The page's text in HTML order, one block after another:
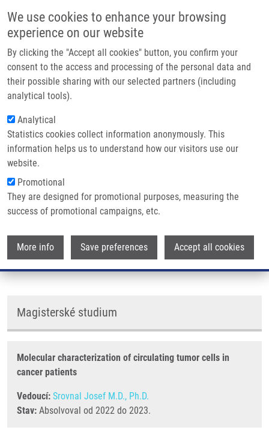
We use cookies to enhance your browsing
experience on our website
By clicking the "Accept all cookies" button, you confirm your
consent to the access and processing of the personal data and
their possible sharing with our selected partners (including
analytical tools).
Analytical
Statistics cookies collect information anonymously. This
information helps us to understand how our visitors use our
website.
Promotional
They are designed for promotional purposes, measuring the
success of promotional campaigns, etc.
More info Save preferences Accept all cookies
Main
Domů
Partner institutions
Technologie a služby
Kontakt
Drobečková navigace
Domů Rožková Markéta
Rožková Markéta
Skupiny: LEM, MAGISTERSKÝ
STUDENT
Magisterské studium
Molecular characterization of circulating tumor cells in
cancer patients
Vedoucí: Srovnal Josef M.D., Ph.D.
Stav: Absolvoval od 2022 do 2023.